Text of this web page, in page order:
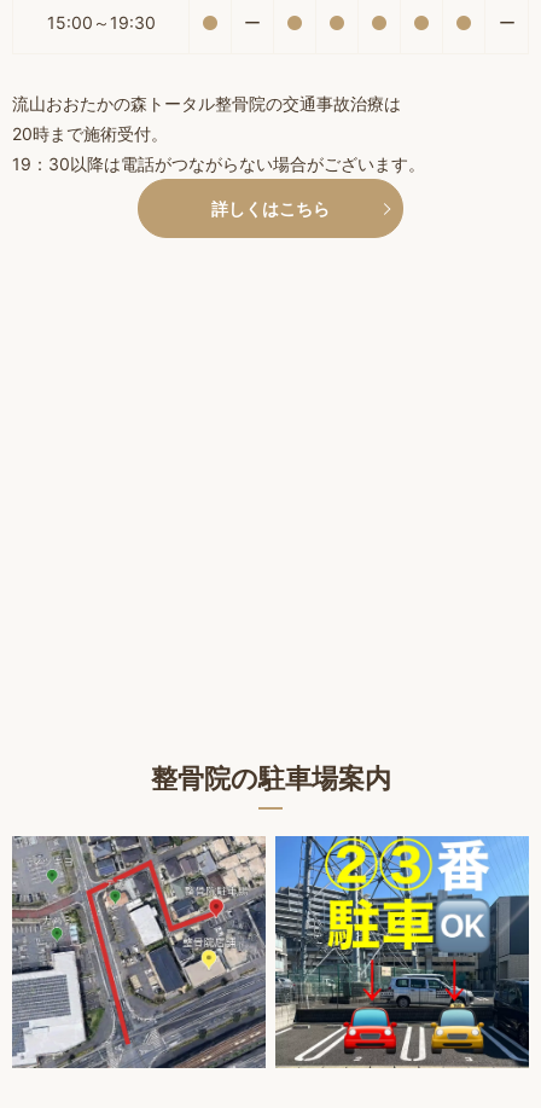
15:00～19:30 ー ー
流山おおたかの森トータル整骨院の交通事故治療は
20時まで施術受付。
19：30以降は電話がつながらない場合がございます。
詳しくはこちら
整骨院の駐車場案内